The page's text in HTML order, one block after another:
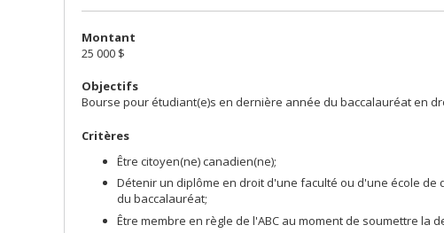
Montant
25 000 $
Objectifs
Bourse pour étudiant(e)s en dernière année du baccalauréat en
Critères
Être citoyen(ne) canadien(ne);
Détenir un diplôme en droit d'une faculté ou d'une école
du baccalauréat;
Être membre en règle de l'ABC au moment de soumettre la